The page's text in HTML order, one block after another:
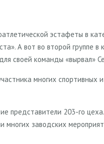
эстафеты в
А вот во второй группе
своей команды «вырвал»
многих
представители 203-го
многих заводских